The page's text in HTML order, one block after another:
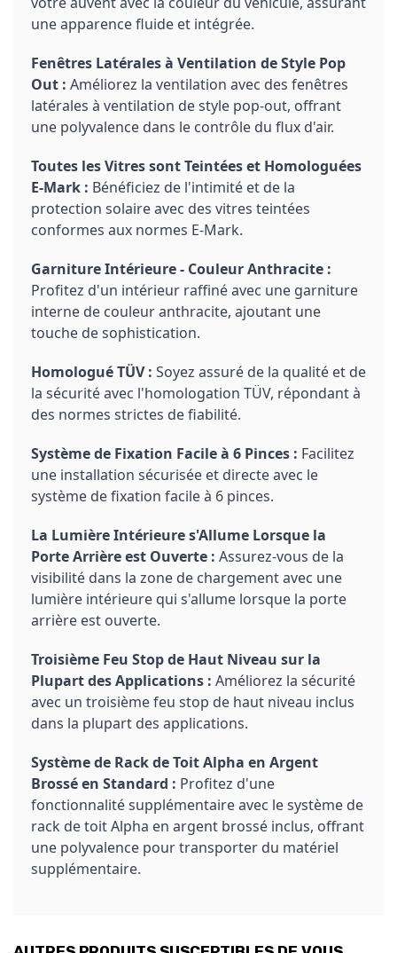
une apparence fluide et intégrée.
Fenêtres Latérales à Ventilation de Style Pop
Out : Améliorez la ventilation avec des fenêtres
latérales à ventilation de style pop-out, offrant
une polyvalence dans le contrôle du flux d'air.
Toutes les Vitres sont Teintées et Homologuées
E-Mark : Bénéficiez de l'intimité et de la
protection solaire avec des vitres teintées
conformes aux normes E-Mark.
Garniture Intérieure - Couleur Anthracite :
Profitez d'un intérieur raffiné avec une garniture
interne de couleur anthracite, ajoutant une
touche de sophistication.
Homologué TÜV : Soyez assuré de la qualité et de
la sécurité avec l'homologation TÜV, répondant à
des normes strictes de fiabilité.
Système de Fixation Facile à 6 Pinces : Facilitez
une installation sécurisée et directe avec le
système de fixation facile à 6 pinces.
La Lumière Intérieure s'Allume Lorsque la
Porte Arrière est Ouverte : Assurez-vous de la
visibilité dans la zone de chargement avec une
lumière intérieure qui s'allume lorsque la porte
arrière est ouverte.
Troisième Feu Stop de Haut Niveau sur la
Plupart des Applications : Améliorez la sécurité
avec un troisième feu stop de haut niveau inclus
dans la plupart des applications.
Système de Rack de Toit Alpha en Argent
Brossé en Standard : Profitez d'une
fonctionnalité supplémentaire avec le système de
rack de toit Alpha en argent brossé inclus, offrant
une polyvalence pour transporter du matériel
supplémentaire.